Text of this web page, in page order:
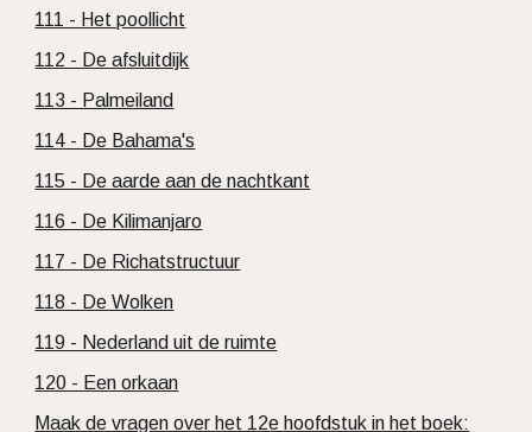
111 - Het poollicht
112 - De afsluitdijk
113 - Palmeiland
114 - De Bahama's
115 - De aarde aan de nachtkant
116 - De Kilimanjaro
117 - De Richatstructuur
118 - De Wolken
119 - Nederland uit de ruimte
120 - Een orkaan
Maak de vragen over het 12e hoofdstuk in het boek: